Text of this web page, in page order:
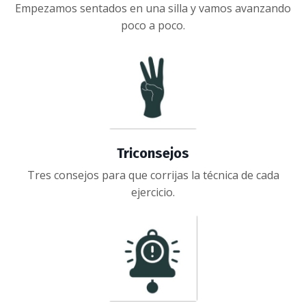
Empezamos sentados en una silla y vamos avanzando
poco a poco.
Triconsejos
Tres consejos para que corrijas la técnica de cada
ejercicio.